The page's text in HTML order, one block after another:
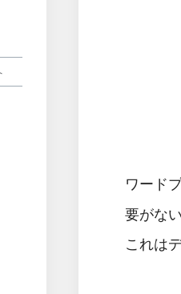
ワード
要がな
これは